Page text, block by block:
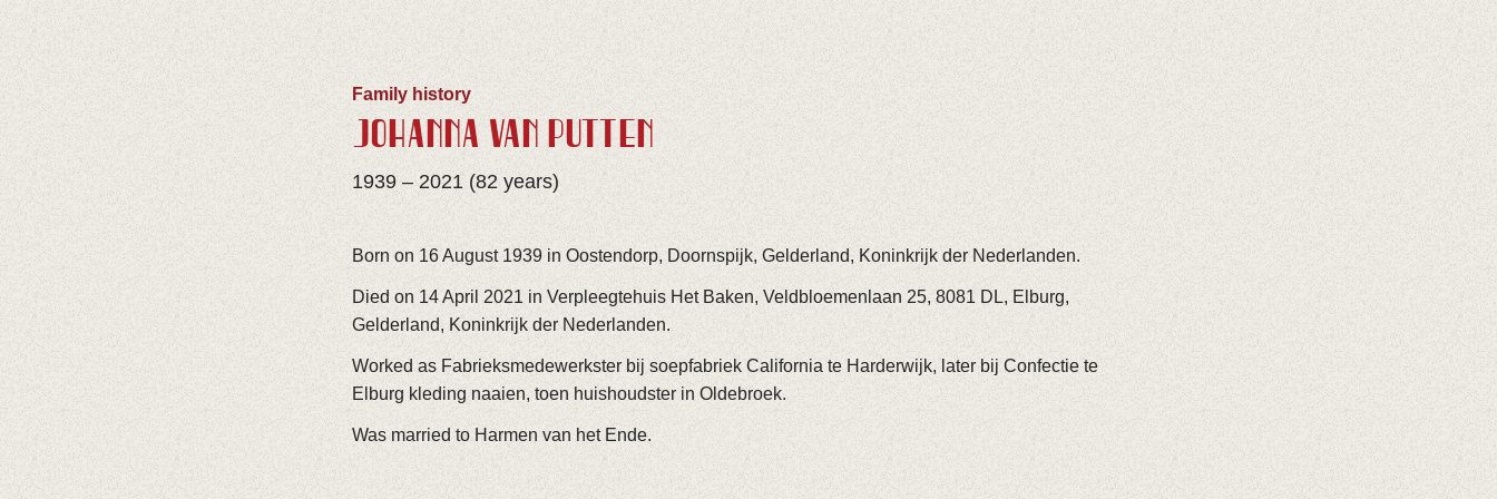
Family history
JOHANNA VAN PUTTEN
1939 – 2021 (82 years)
Born on 16 August 1939 in Oostendorp, Doornspijk, Gelderland, Koninkrijk der Nederlanden.
Died on 14 April 2021 in Verpleegtehuis Het Baken, Veldbloemenlaan 25, 8081 DL, Elburg,
Gelderland, Koninkrijk der Nederlanden.
Worked as Fabrieksmedewerkster bij soepfabriek California te Harderwijk, later bij Confectie te
Elburg kleding naaien, toen huishoudster in Oldebroek.
Was married to Harmen van het Ende.